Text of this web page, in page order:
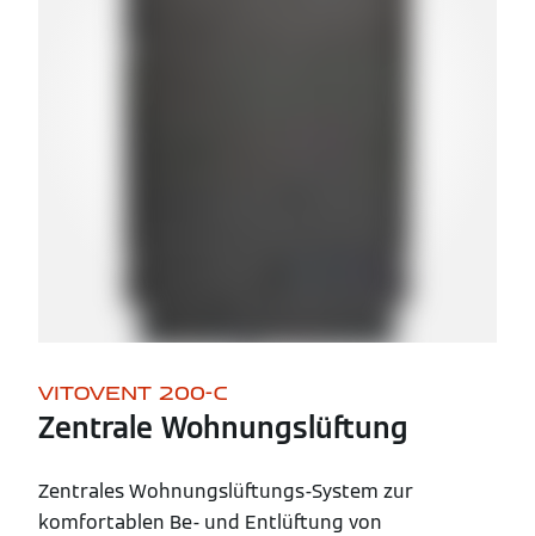
VITOVENT 200-C
Zentrale Wohnungslüftung
Zentrales Wohnungslüftungs-System zur
komfortablen Be- und Entlüftung von